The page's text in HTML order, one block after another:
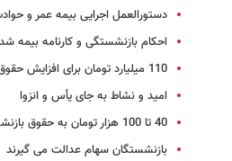
دستورالعمل اجرایی بیمه عمر و
احکام بازنشستگی و کارنامه بیمه
110 میلیارد تومان برای افزایش حقوق بازنشستگان تأمین اجتماعی
امید و نشاط به جای یأس و انزوا
40 تا 100 هزار تومان به حقوق بازنشستگان افزوده می‌شود
بازنشستگان سهام عدالت می گیرند